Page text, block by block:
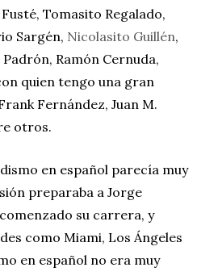
Tomasito Regalado,
Sargén, Nicolasito Guillén,
Ramón Cernuda,
quien tengo una gran
Fernández, Juan M.
otros.
en español parecía muy
preparaba a Jorge
su carrera, y
como Miami, Los Ángeles
en español no era muy